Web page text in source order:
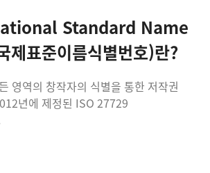
Standard Name
표준이름식별번호)란?
영역의 창작자의 식별을 통한 저작권
년에 제정된 ISO 27729